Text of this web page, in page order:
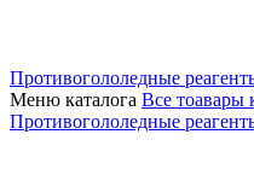
Противогололедные
Меню каталога Все тоавары
Противогололедные